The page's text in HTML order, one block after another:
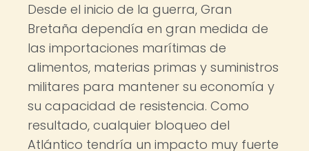
Desde el inicio de la guerra, Gran
Bretaña dependía en gran medida de
las importaciones marítimas de
alimentos, materias primas y suministros
militares para mantener su economía y
su capacidad de resistencia. Como
resultado, cualquier bloqueo del
Atlántico tendría un impacto muy fuerte